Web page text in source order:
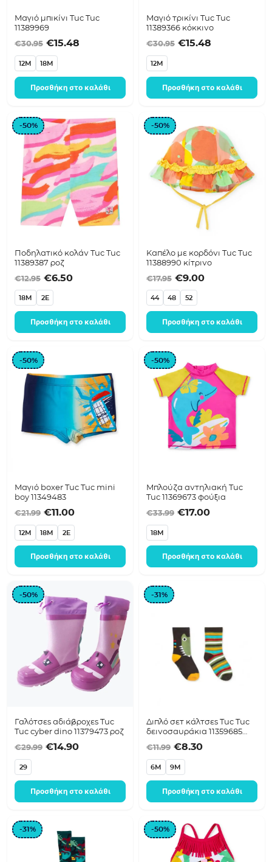
Μαγιό μπικίνι Tuc Tuc
11389969
€30.95 Original price was: €30.95.
€15.48 Η τρέχουσα τιμή είναι: €15.48.
12M 18M
Προσθήκη στο καλάθι
Μαγιό τρικίνι Tuc Tuc
11389366 κόκκινο
€30.95 Original price
€15.48
12M
Προσθήκη στο καλάθι
-50%
Ποδηλατικό κολάν Tuc Tuc
11389387 ροζ
€12.95 Original price was: €12.95.
€6.50Η τρέχουσα τιμή είναι: €6.50.
18M 2E
Προσθήκη στο καλάθι
-50%
Καπέλο με κορδόνι Tuc Tuc
11388990 κίτρινο
€17.95 Original price was:
€9.00Η τρέχουσα
44 48 52
Προσθήκη στο καλάθι
-50%
Μαγιό boxer Tuc Tuc mini
boy 11349483
€21.99 Original price was: €21.99.
€11.00Η τρέχουσα τιμή είναι: €11.00.
12M 18M 2E
Προσθήκη στο καλάθι
-50%
Μπλούζα αντηλιακή Tuc
Tuc 11369673 φούξια
€33.99 Original price
€17.00Η τρέχουσα
18M
Προσθήκη στο καλάθι
-50%
Γαλότσες αδιάβροχες Tuc
Tuc cyber dino 11379473 ροζ
€29.99 Original price was: €29.99.
€14.90Η τρέχουσα τιμή είναι: €14.90.
29
Προσθήκη στο καλάθι
-31%
Διπλό σετ κάλτσες Tuc Tuc
δεινοσαυράκια 11359685
(4τεμάχια)
€11.99 Original price was:
€8.30Η τρέχουσα
6M 9M
Προσθήκη στο καλάθι
-31% -50%